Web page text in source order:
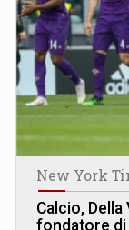
New York
Calcio, Della
fondatore di